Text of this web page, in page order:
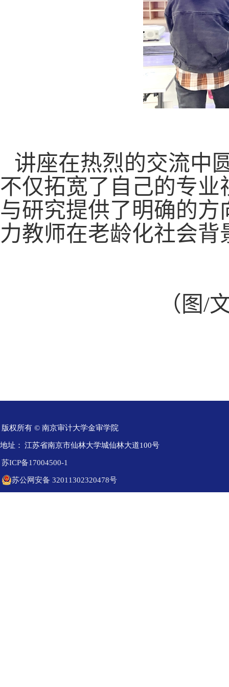
讲座在热烈的交流中
不仅拓宽了自己的专
与研究提供了明确的
力教师在老龄化社会
（图/
版权所有 © 南京审计大学金审学院
地址： 江苏省南京市仙林大学城仙林大道100号
苏ICP备17004500-1
苏公网安备 32011302320478号